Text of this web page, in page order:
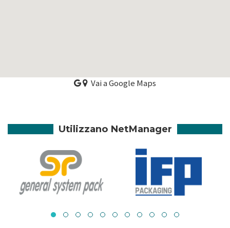
Vai a Google Maps
Utilizzano NetManager